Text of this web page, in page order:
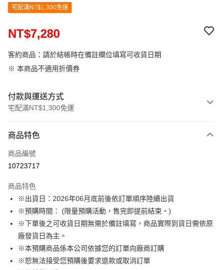
宅配滿NT$1,300免運
NT$7,280
客約商品：請於結帳時在備註欄位填寫可收貨日期
※ 本商品不適用折價券
付款與運送方式
宅配滿NT$1,300免運
信用卡一次付款
LINE Pay
悠遊付
Google Pay
ATM付款
運送方式
商品特色
商品編號
10723717
商品特色
※出貨日：2026年06月底前後依訂單順序陸續出貨
※預購時間： (限量預購活動，售完即提前結束。)
※下單後之可收貨日期無需於備註填寫，商品實際到貨日需依原
廠發貨日為主。
※本預購商品係本公司依據您的訂單向廠商訂購
※恕無法接受您預購後要求退款或取消訂單